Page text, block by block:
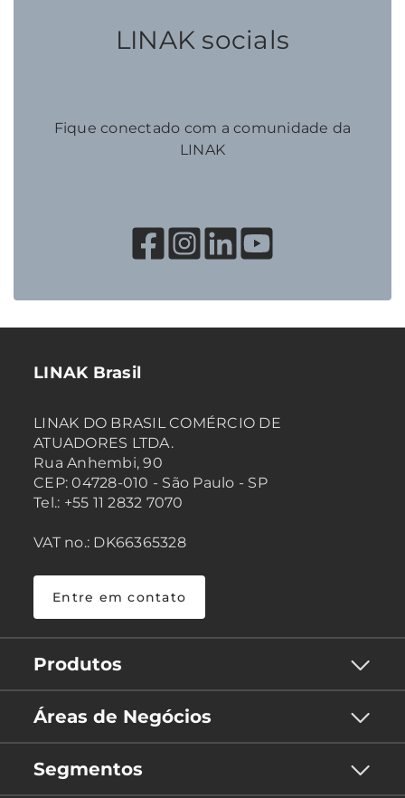
LINAK socials
Fique conectado com a comunidade da
LINAK
LINAK Brasil
LINAK DO BRASIL COMÉRCIO DE
ATUADORES LTDA.
Rua Anhembi, 90
CEP: 04728-010 - São Paulo - SP
Tel.: +55 11 2832 7070
VAT no.: DK66365328
Entre em contato
Produtos
Áreas de Negócios
Segmentos